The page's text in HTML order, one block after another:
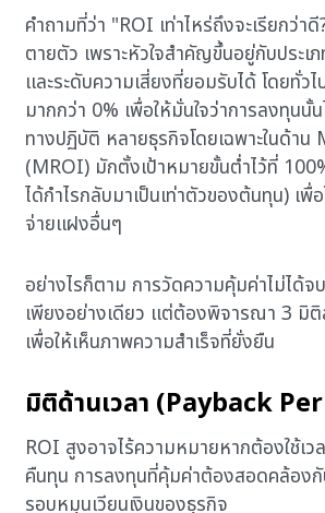
คำถามที่ว่า "ROI เท่าไหร่ถึงจะเรียกว่า
ตายตัว เพราะหัวใจสำคัญขึ้นอยู่กับประเ
และระดับความเสี่ยงที่ยอมรับได้ โดยทั่ว
มากกว่า 0% เพื่อให้มั่นใจว่าการลงทุนนั้
ทางปฏิบัติ หลายธุรกิจโดยเฉพาะในด้า
(MROI) มักตั้งเป้าหมายขั้นต่ำไว้ที่
ได้กำไรกลับมาเป็นเท่าตัวของต้นทุน) เพื่
จ่ายแฝงอื่นๆ
อย่างไรก็ตาม การวัดความคุ้มค่าไม่ได้จ
เพียงอย่างเดียว แต่ต้องพิจารณา 3 มิ
เพื่อให้เห็นภาพความสำเร็จที่ยั่งยืน
มิติด้านเวลา (Payback
ROI สูงอาจไร้ความหมายหากต้องใช้เว
คืนทุน การลงทุนที่คุ้มค่าต้องสอดคล้อง
รอบหมุนเวียนเงินของธุรกิจ